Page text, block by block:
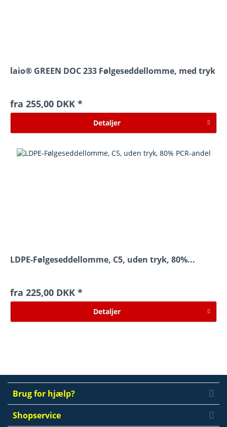
laio® GREEN DOC 233 Følgeseddellomme, med tryk
fra 255,00 DKK *
Detaljer
LDPE-Følgeseddellomme, C5, uden tryk, 80%...
fra 225,00 DKK *
Detaljer
Brug for hjælp?
Shopservice